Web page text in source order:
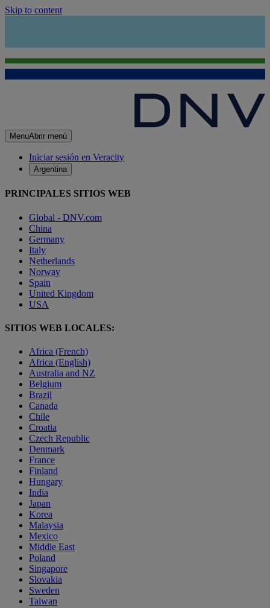
Skip to content
MenuAbrir menú
Iniciar sesión en Veracity
Argentina
PRINCIPALES SITIOS WEB
Global - DNV.com
China
Germany
Italy
Netherlands
Norway
Spain
United Kingdom
USA
SITIOS WEB LOCALES:
Africa (French)
Africa (English)
Australia and NZ
Belgium
Brazil
Canada
Chile
Croatia
Czech Republic
Denmark
France
Finland
Hungary
India
Japan
Korea
Malaysia
Mexico
Middle East
Poland
Singapore
Slovakia
Sweden
Taiwan